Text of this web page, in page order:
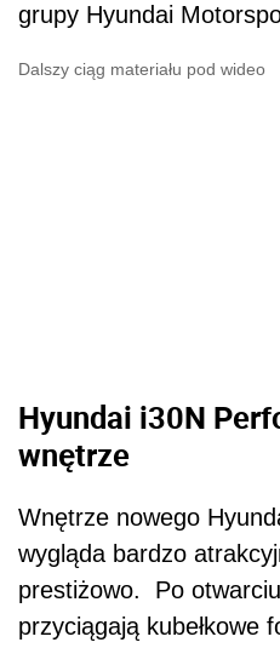
grupy Hyundai
Dalszy ciąg materiału pod wideo
Hyundai i30N
wnętrze
Wnętrze nowego
wygląda bardzo
prestiżowo. Po otwarciu
przyciągają kubełkowe